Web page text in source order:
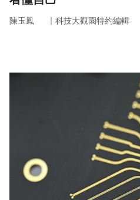
陳玉鳳 ｜ 科技大觀園特約編輯